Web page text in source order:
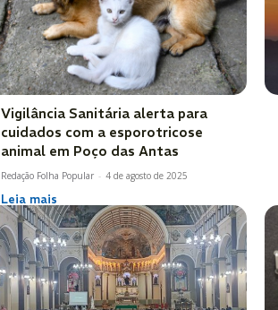
Vigilância Sanitária alerta para
cuidados com a esporotricose
animal em Poço das Antas
Redação Folha Popular - 4 de agosto de 2025
Leia mais